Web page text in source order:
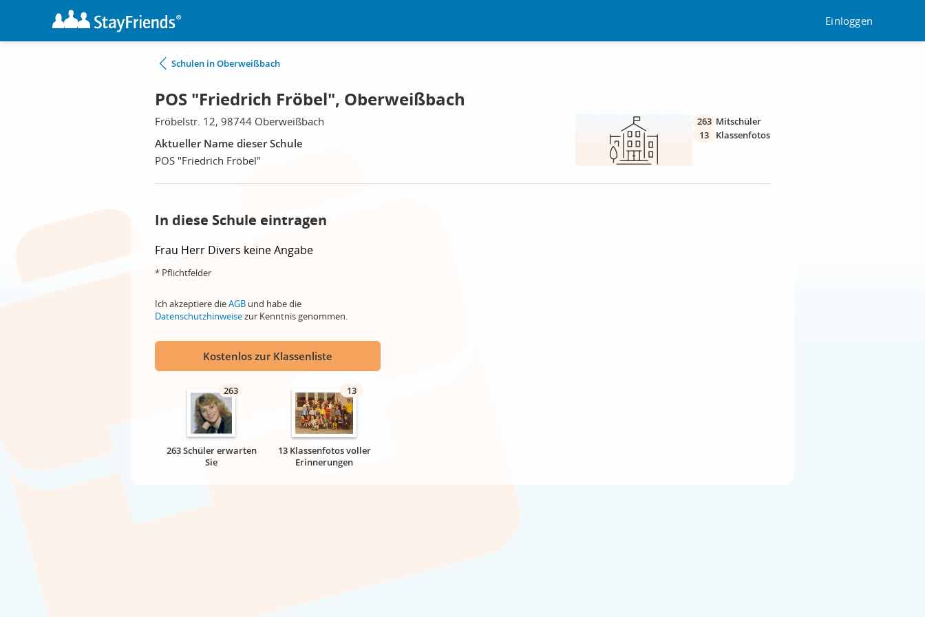
Einloggen
Schulen in Oberweißbach
POS "Friedrich Fröbel", Oberweißbach
Fröbelstr. 12, 98744 Oberweißbach
Aktueller Name dieser Schule
POS "Friedrich Fröbel"
263 Mitschüler
13
Klassenfotos
In diese Schule eintragen
Frau Herr Divers keine Angabe
* Pflichtfelder
Ich akzeptiere dieAGB und habe die
Datenschutzhinweisezur Kenntnis genommen.
Kostenlos zur Klassenliste
263
263 Schüler erwarten
Sie
13
13 Klassenfotos voller
Erinnerungen